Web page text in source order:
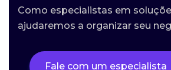
Como especialistas em
ajudaremos a organizar seu
Fale com um especialista